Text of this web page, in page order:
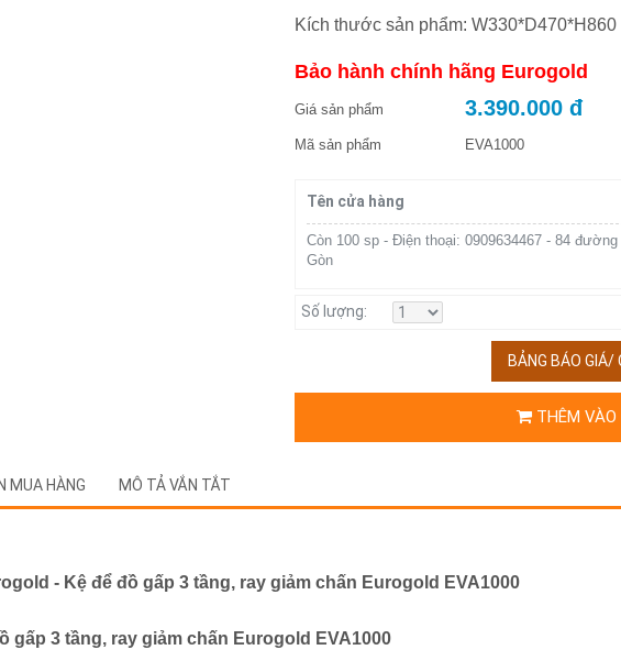
Kích thước sản phẩm: W330*D470*H860
Bảo hành chính hãng Eurogold
Giá sản phẩm 3.390.000 đ
Mã sản phẩm EVA1000
Tên cửa hàng
Còn 100 sp - Điện thoại: 0909634467 - 84
Gòn
Số lượng:
BẢNG BÁO GIÁ/
THÊM VÀO
MUA HÀNG MÔ TẢ VẮN TẮT
- Kệ để đồ gấp 3 tầng, ray giảm chấn Eurogold EVA1000
gấp 3 tầng, ray giảm chấn Eurogold EVA1000